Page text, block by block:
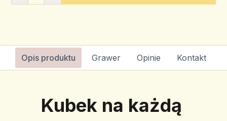
Opis produktu Grawer Opinie Kontakt
Kubek na każdą